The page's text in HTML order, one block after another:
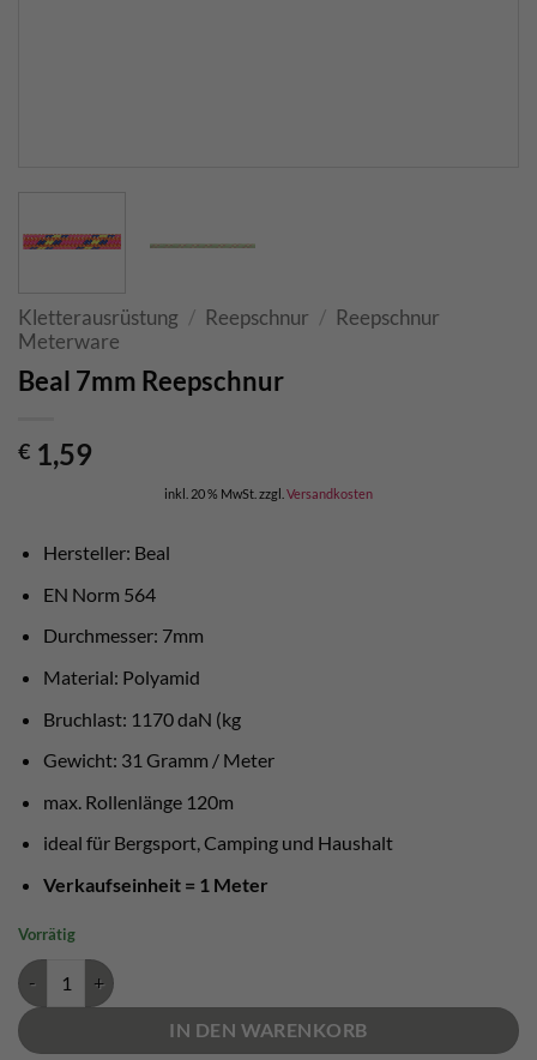
Kletterausrüstung / Reepschnur / Reepschnur
Meterware
Beal 7mm Reepschnur
€ 1,59
inkl. 20 % MwSt. zzgl. Versandkosten
Hersteller: Beal
EN Norm 564
Durchmesser: 7mm
Material: Polyamid
Bruchlast: 1170 daN (kg
Gewicht: 31 Gramm / Meter
max. Rollenlänge 120m
ideal für Bergsport, Camping und Haushalt
Verkaufseinheit = 1 Meter
Vorrätig
Beal 7mm Reepschnur Menge
IN DEN WARENKORB